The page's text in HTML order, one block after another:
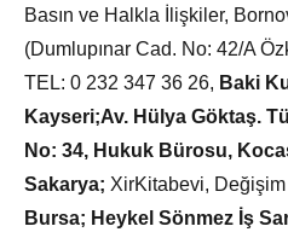
Basın ve Halkla İlişkiler,
(Dumlupınar Cad. No: 42/A
TEL: 0 232 347 36 26, Baki
Kayseri;Av. Hülya Göktaş.
No: 34, Hukuk Bürosu,
Sakarya; XirKitabevi,
Bursa; Heykel Sönmez İş